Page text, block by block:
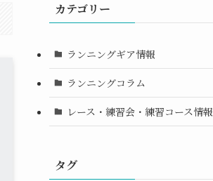
カテゴリー
ランニングギア情報
ランニングコラム
レース・練習会・練習コース情報
タグ